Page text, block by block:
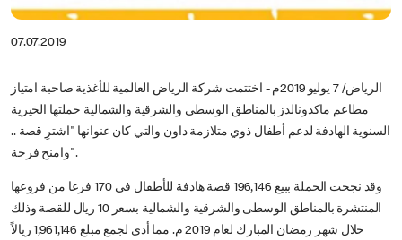
07.07.2019
الرياض/ 7 يوليو 2019م - اختتمت شركة الرياض العالمية للأغذية صاحبة امتياز
مطاعم ماكدونالدز بالمناطق الوسطى والشرقية والشمالية حملتها الخيرية
السنوية الهادفة لدعم أطفال ذوي متلازمة داون والتي كان عنوانها "اشترِ قصة ..
وامنح فرحة".
وقد نجحت الحملة ببيع 196,146 قصة هادفة للأطفال في 170 فرعا من فروعها
المنتشرة بالمناطق الوسطى والشرقية والشمالية بسعر 10 ريال للقصة وذلك
خلال شهر رمضان المبارك لعام 2019 م. مما أدى لجمع مبلغ 1,961,146 ريالاً